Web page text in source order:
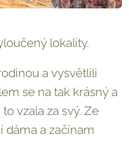
lokality.
a vysvětlili
se na tak krásný a
vzala za svý. Ze
dáma a začínam